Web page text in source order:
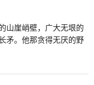
山崖峭壁，广大无垠的
矛。他那贪得无厌的野